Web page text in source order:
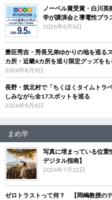
ノーベル賞受賞・白川
学が講演会と導電性プラ
2026年8月8日
豊臣秀吉・秀長兄弟ゆかりの地を巡
カ所・近畿6カ所を巡り限定グッズをも
2026年8月8日
長野・筑北村で「ちくほくタイムトラ
しみながら全17スポットを巡る
2026年8月8日
まめ学
写真に埋まっている位
デジタル指南】
2026年7月22日
ゼロトラストって何？ 【岡嶋教授のデ